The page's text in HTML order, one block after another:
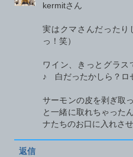
kermitさん
実はクマさんだった
っ！笑）
ワイン、きっとグラ
♪ 白だったかしら？ロ
サーモンの皮を剥ぎ取
と一緒に取れちゃった
ナたちのお口に入れさ
返信